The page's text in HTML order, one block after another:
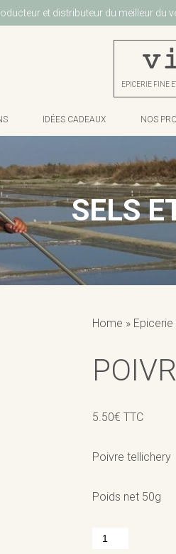
et distributeur du meilleur du
EPICERIE FINE
IDÉES CADEAUX NOS
SELS
Home »
5.50€ TTC
Poivre tellichery
Poids net 50g
quantité